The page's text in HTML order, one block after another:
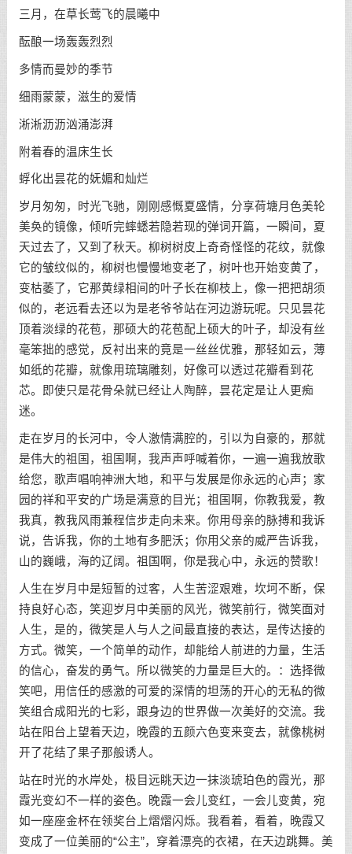
三月，在草长莺飞的晨曦中
酝酿一场轰轰烈烈
多情而曼妙的季节
细雨蒙蒙，滋生的爱情
淅淅沥沥汹涌澎湃
附着春的温床生长
蜉化出昙花的妩媚和灿烂
岁月匆匆，时光飞驰，刚刚感慨夏盛情，分享荷塘月色美轮
美奂的镜像，倾听完蟀蟋若隐若现的弹词开篇，一瞬间，夏
天过去了，又到了秋天。柳树树皮上奇奇怪怪的花纹，就像
它的皱纹似的，柳树也慢慢地变老了，树叶也开始变黄了，
变枯萎了，它那黄绿相间的叶子长在柳枝上，像一把把胡须
似的，老远看去还以为是老爷爷站在河边游玩呢。只见昙花
顶着淡绿的花苞，那硕大的花苞配上硕大的叶子，却没有丝
毫笨拙的感觉，反衬出来的竟是一丝丝优雅，那轻如云，薄
如纸的花瓣，就像用琉璃雕刻，好像可以透过花瓣看到花
芯。即使只是花骨朵就已经让人陶醉，昙花定是让人更痴
迷。
走在岁月的长河中，令人激情满腔的，引以为自豪的，那就
是伟大的祖国，祖国啊，我声声呼喊着你，一遍一遍我放歌
给您，歌声唱响神洲大地，和平与发展是你永远的心声；家
园的祥和平安的广场是满意的目光；祖国啊，你教我爱，教
我真，教我风雨兼程信步走向未来。你用母亲的脉搏和我诉
说，告诉我，你的土地有多肥沃；你用父亲的威严告诉我，
山的巍峨，海的辽阔。祖国啊，你是我心中，永远的赞歌！
人生在岁月中是短暂的过客，人生苦涩艰难，坎坷不断，保
持良好心态，笑迎岁月中美丽的风光，微笑前行，微笑面对
人生，是的，微笑是人与人之间最直接的表达，是传达接的
方式。微笑，一个简单的动作，却能给人前进的力量，生活
的信心，奋发的勇气。所以微笑的力量是巨大的。：选择微
笑吧，用信任的感激的可爱的深情的坦荡的开心的无私的微
笑组合成阳光的七彩，跟身边的世界做一次美好的交流。我
站在阳台上望着天边，晚霞的五颜六色变来变去，就像桃树
开了花结了果子那般诱人。
站在时光的水岸处，极目远眺天边一抹淡琥珀色的霞光，那
霞光变幻不一样的姿色。晚霞一会儿变红，一会儿变黄，宛
如一座座金杯在领奖台上熠熠闪烁。我看着，看着，晚霞又
变成了一位美丽的“公主”，穿着漂亮的衣裙，在天边跳舞。美